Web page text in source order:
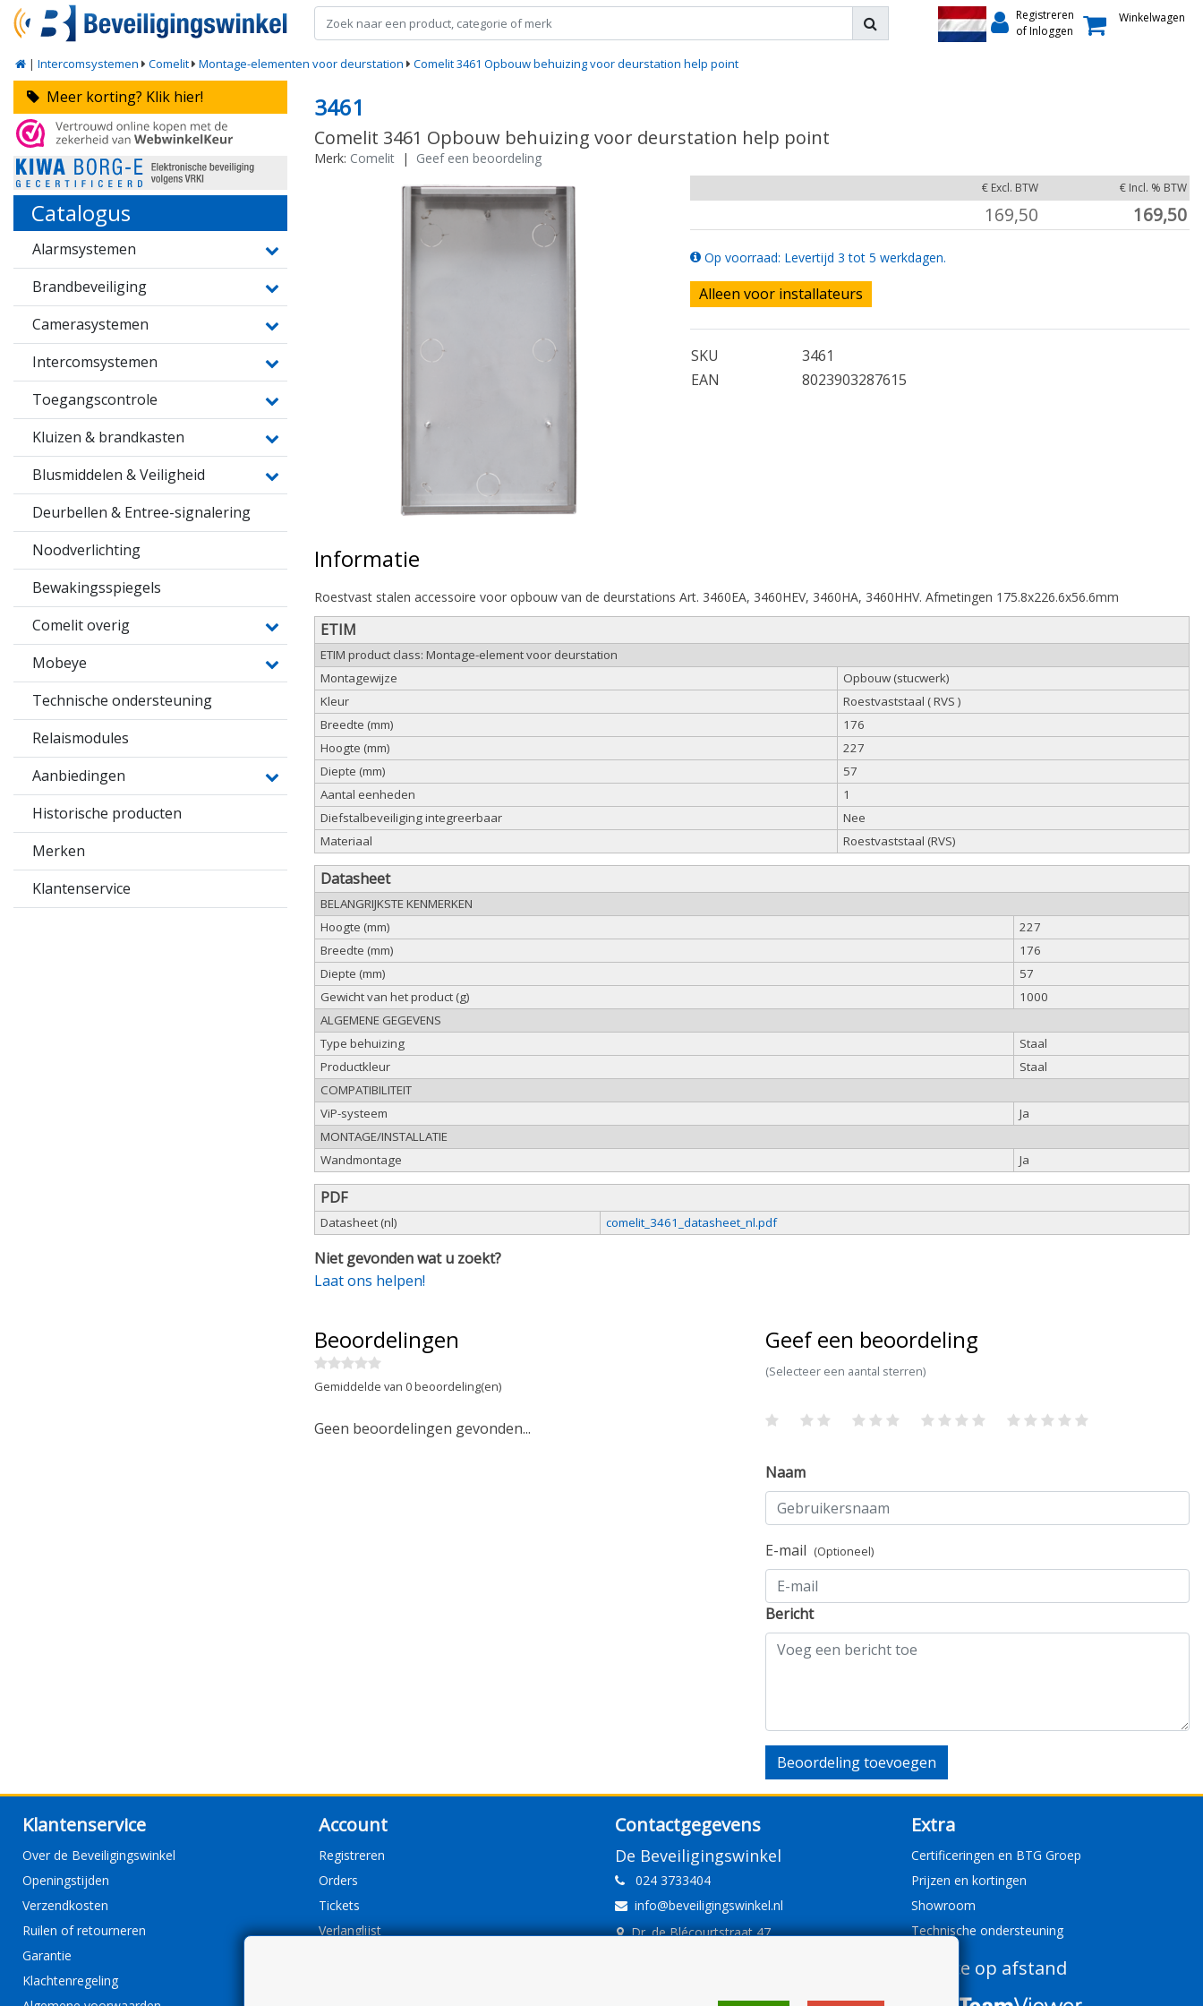
Registreren
of Inloggen
Winkelwagen
| Intercomsystemen Comelit Montage-elementen voor deurstation Comelit 3461 Opbouw behuizing voor deurstation help point
Meer korting? Klik hier!
Catalogus
Alarmsystemen
Brandbeveiliging
Camerasystemen
Intercomsystemen
Toegangscontrole
Kluizen & brandkasten
Blusmiddelen & Veiligheid
Deurbellen & Entree-signalering
Noodverlichting
Bewakingsspiegels
Comelit overig
Mobeye
Technische ondersteuning
Relaismodules
Aanbiedingen
Historische producten
Merken
Klantenservice
3461
Comelit 3461 Opbouw behuizing voor deurstation help point
Merk: Comelit | Geef een beoordeling
€ Excl. BTW € Incl. % BTW
169,50 169,50
Op voorraad: Levertijd 3 tot 5 werkdagen.
Alleen voor installateurs
SKU
3461
EAN
8023903287615
Informatie
Roestvast stalen accessoire voor opbouw van de deurstations Art. 3460EA, 3460HEV, 3460HA, 3460HHV. Afmetingen 175.8x226.6x56.6mm
ETIM
ETIM product class: Montage-element voor deurstation
Montagewijze
Opbouw (stucwerk)
Kleur
Roestvaststaal ( RVS )
Breedte (mm)
176
Hoogte (mm)
227
Diepte (mm)
57
Aantal eenheden
1
Diefstalbeveiliging integreerbaar
Nee
Materiaal
Roestvaststaal (RVS)
Datasheet
BELANGRIJKSTE KENMERKEN
Hoogte (mm)
227
Breedte (mm)
176
Diepte (mm)
57
Gewicht van het product (g)
1000
ALGEMENE GEGEVENS
Type behuizing
Staal
Productkleur
Staal
COMPATIBILITEIT
ViP-systeem
Ja
MONTAGE/INSTALLATIE
Wandmontage
Ja
PDF
Datasheet (nl) comelit_3461_datasheet_nl.pdf
Niet gevonden wat u zoekt?
Laat ons helpen!
Beoordelingen
Gemiddelde van 0 beoordeling(en)
Geen beoordelingen gevonden...
Geef een beoordeling
(Selecteer een aantal sterren)
Naam
E-mail (Optioneel)
Bericht
Beoordeling toevoegen
Klantenservice
Over de Beveiligingswinkel
Openingstijden
Verzendkosten
Ruilen of retourneren
Garantie
Klachtenregeling
Account
Registreren
Orders
Tickets
Verlanglijst
Contactgegevens
De Beveiligingswinkel
024 3733404
info@beveiligingswinkel.nl
Dr. de Blécourtstraat 47
Extra
Certificeringen en BTG Groep
Prijzen en kortingen
Showroom
Technische ondersteuning
Service op afstand